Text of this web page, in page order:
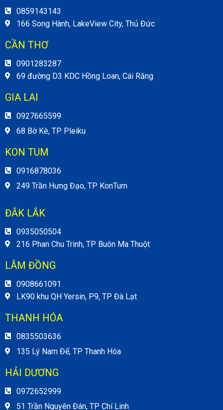
0859143143
166 Song Hành, LakeView City, Thủ Đức
CẦN THƠ
0901283287
69 đường D3 KDC Hồng Loan, Cái Răng
GIA LAI
0927665599
68 Bờ Kè, TP Pleiku
KON TUM
0916878036
249 Trần Hưng Đạo, TP KonTum
ĐẮK LẮK
0935050504
216 Phan Chu Trinh, TP Buôn Ma Thuột
LÂM ĐỒNG
0908661091
LK90 khu QH Yersin, P9, TP Đà Lạt
THANH HÓA
0835503636
135 Lý Nam Đế, TP Thanh Hóa
HẢI DƯƠNG
0972652999
51 Trần Nguyên Đán, TP Chí Linh